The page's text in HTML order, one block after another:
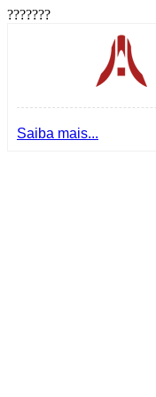
???????
Saiba mais...